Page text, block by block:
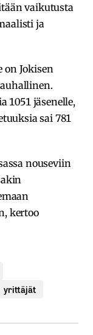
vaikutusta
ja
on Jokisen
1051 jäsenelle,
sai 781
nouseviin
kertoo
yrittäjät